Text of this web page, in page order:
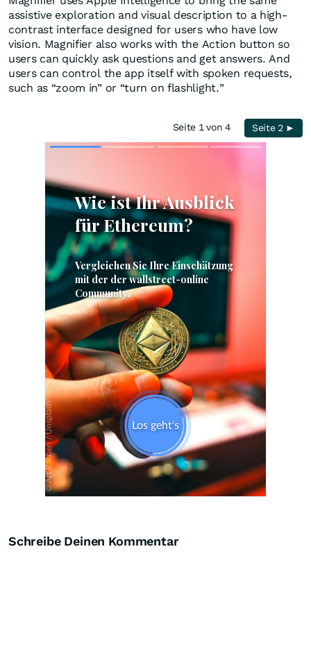
assistive exploration and visual description to a high-
contrast interface designed for users who have low
vision. Magnifier also works with the Action button so
users can quickly ask questions and get answers. And
users can control the app itself with spoken requests,
such as “zoom in” or “turn on flashlight.”
Seite 1 von 4 Seite 2 ►
Schreibe Deinen Kommentar